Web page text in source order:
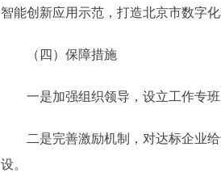
智能创新应用示范，打造北京市数字化
（四）保障措施
一是加强组织领导，设立工作专班
二是完善激励机制，对达标企业给
设。